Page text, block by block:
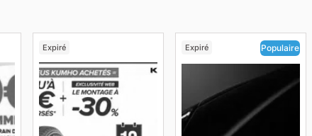
Expiré Expiré Populaire